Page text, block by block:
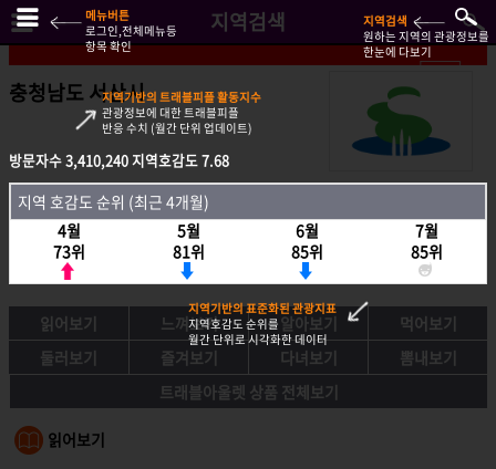
지역검색
충청남도 서산시
방문자수3,410,240지역호감도 7.68
지역호감도 순위 (최근 4개월)
4월
73위
5월
81위
6월
85위
7월
85위
읽어보기 느껴보기 알아보기
먹어보기
둘러보기
즐겨보기 다녀보기
뽐내보기
트래블아울렛 상품 전체보기
읽어보기
방문자수3,410,240지역호감도 7.68
지역 호감도 순위 (최근 4개월)
4월
73위
5월
81위
6월
85위
7월
85위
메뉴버튼
로그인,전체메뉴등
항목 확인
지역검색
원하는 지역의 관광정보를
한눈에 다보기
지역기반의 트래블피플 활동지수
관광정보에 대한 트래블피플
반응 수치 (월간 단위 업데이트)
지역기반의 표준화된 관광지표
지역호감도 순위를
월간 단위로 시각화한 데이터